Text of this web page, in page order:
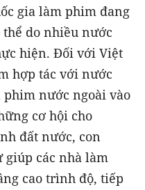
gia làm phim đang
do nhiều nước
hiện. Đối với Việt
hợp tác với nước
nước ngoài vào
cơ hội cho
đất nước, con
các nhà làm
cao trình độ, tiếp